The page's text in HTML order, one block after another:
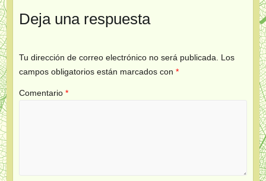
Deja una respuesta
Tu dirección de correo electrónico no será publicada.
Los
campos obligatorios están marcados con *
Comentario *